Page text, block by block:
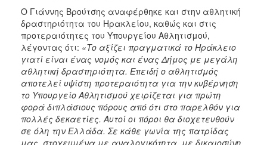
Ο Γιάννης Βρούτσης αναφέρθηκε και στην αθλητική
δραστηριότητα του Ηρακλείου, καθώς και στις
προτεραιότητες του Υπουργείου Αθλητισμού,
λέγοντας ότι: «Το αξίζει πραγματικά το Ηράκλειο
γιατί είναι ένας νομός και ένας Δήμος με μεγάλη
αθλητική δραστηριότητα. Επειδή ο αθλητισμός
αποτελεί υψίστη προτεραιότητα για την κυβέρνηση
το Υπουργείο Αθλητισμού χειρίζεται για πρώτη
φορά διπλάσιους πόρους από ότι στο παρελθόν για
πολλές δεκαετίες. Αυτοί οι πόροι θα διοχετευθούν
σε όλη την Ελλάδα. Σε κάθε γωνία της πατρίδας
μας, στοχευμένα με αναλογικότητα, με δικαιοσύνη